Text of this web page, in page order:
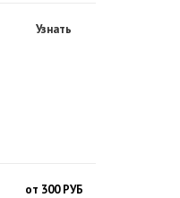
Узнать
от 300 РУБ